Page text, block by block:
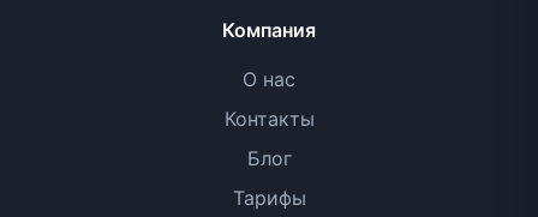
Компания
О нас
Контакты
Блог
Тарифы